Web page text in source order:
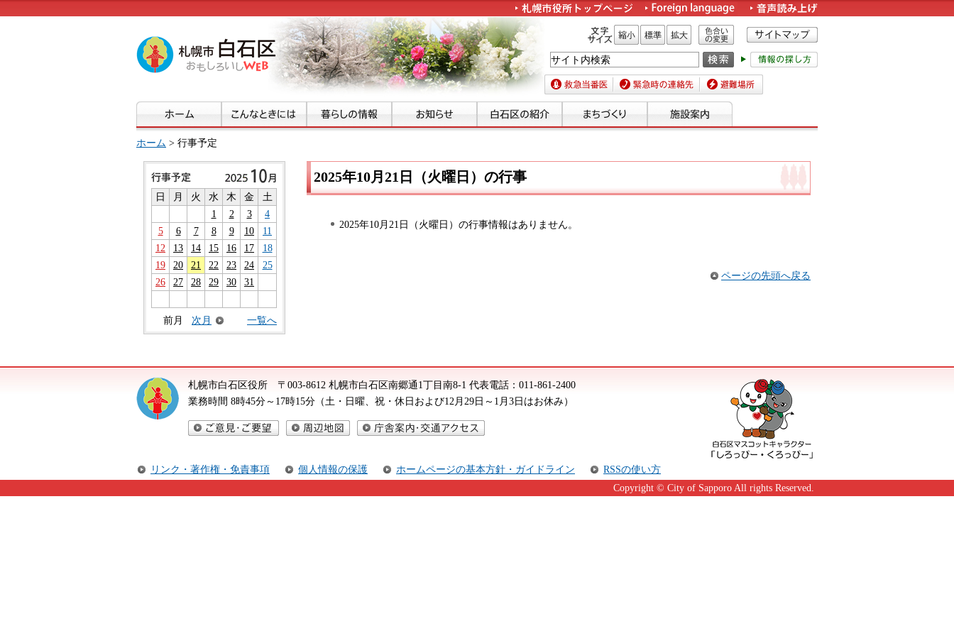
文字サイズ 縮小 標準 拡大
色合いの変更
救急当番医 緊急時の連絡先 避難場所
ホーム > 行事予定
日 月 火 水 木 金
土
1
2 3
4
5
6 7 8 9 10
11
12
13 14 15 16 17
18
19
20 21 22 23 24
25
26
27 28 29 30 31
前月 次月 一覧へ
2025年10月21日（火曜日）の行事
2025年10月21日（火曜日）の行事情報はありません。
ページの先頭へ戻る
札幌市白石区役所 〒003-8612 札幌市白石区南郷通1丁目南8-1 代表電話： 011-861-2400
業務時間 8時45分～17時15分（土・日曜、祝・休日および12月29日～1月3日はお休み）
ご意見・ご要望 周辺地図 庁舎案内・交通アクセス
リンク・著作権・免責事項 個人情報の保護 ホームページの基本方針・ガイドライン
RSSの使い方
Copyright © City of Sapporo All rights Reserved.